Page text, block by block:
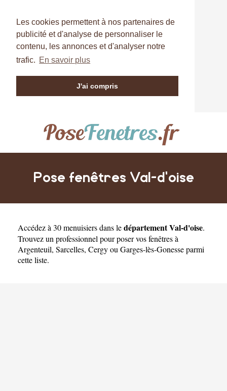
Les cookies permettent à nos partenaires de
publicité et d'analyse de personnaliser le
contenu, les annonces et d'analyser notre
trafic. En savoir plus
J'ai compris
Pose fenêtres Val-d'oise
Accédez à 30 menuisiers dans ledépartement Val-d'oise.
Trouvez un professionnel pour poser vos fenêtres à
Argenteuil, Sarcelles, Cergyou Garges-lès-Gonesseparmi
cette liste.